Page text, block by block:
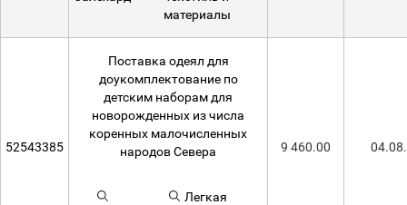
материалы
52543385
Поставка одеял для
доукомплектование по
детским наборам для
новорожденных из числа
коренных малочисленных
народов Севера
Легкая
9 460.00